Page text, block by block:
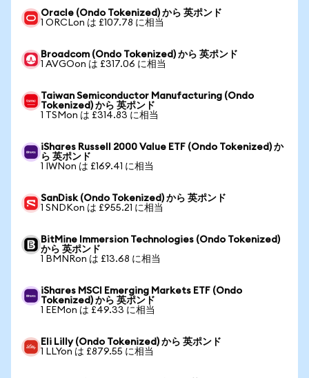
Oracle (Ondo Tokenized) から 英ポンド
1 ORCLon は £107.78 に相当
Broadcom (Ondo Tokenized) から 英ポンド
1 AVGOon は £317.06 に相当
Taiwan Semiconductor Manufacturing (Ondo
Tokenized) から 英ポンド
1 TSMon は £314.83 に相当
iShares Russell 2000 Value ETF (Ondo Tokenized) か
ら 英ポンド
1 IWNon は £169.41 に相当
SanDisk (Ondo Tokenized) から 英ポンド
1 SNDKon は £955.21 に相当
BitMine Immersion Technologies (Ondo Tokenized)
から 英ポンド
1 BMNRon は £13.68 に相当
iShares MSCI Emerging Markets ETF (Ondo
Tokenized) から 英ポンド
1 EEMon は £49.33 に相当
Eli Lilly (Ondo Tokenized) から 英ポンド
1 LLYon は £879.55 に相当